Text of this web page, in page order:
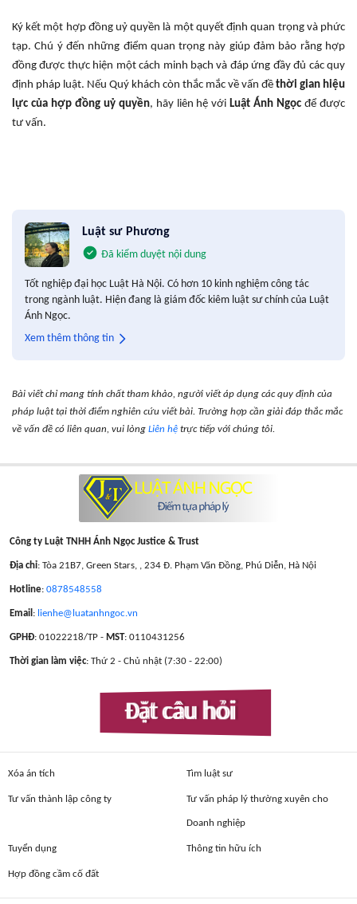
Ký kết một hợp đồng uỷ quyền là một quyết định quan trọng và phức
tạp. Chú ý đến những điểm quan trọng này giúp đảm bảo rằng hợp
đồng được thực hiện một cách minh bạch và đáp ứng đầy đủ các quy
định pháp luật. Nếu Quý khách còn thắc mắc về vấn đề thời gian hiệu
lực của hợp đồng uỷ quyền, hãy liên hệ với Luật Ánh Ngọc để được
tư vấn.
Luật sư Phương
Đã kiểm duyệt nội dung
Tốt nghiệp đại học Luật Hà Nội. Có hơn 10 kinh nghiệm công tác
trong ngành luật. Hiện đang là giám đốc kiêm luật sư chính của Luật
Ánh Ngọc.
Xem thêm thông tin
Bài viết chỉ mang tính chất tham khảo, người viết áp dụng các quy định của
pháp luật tại thời điểm nghiên cứu viết bài. Trường hợp cần giải đáp thắc mắc
về vấn đề có liên quan, vui lòng Liên hệ trực tiếp với chúng tôi.
Công ty Luật TNHH Ánh Ngọc Justice & Trust
Địa chỉ: Tòa 21B7, Green Stars, , 234 Đ. Phạm Văn Đồng, Phú Diễn, Hà Nội
Hotline: 0878548558
Email : lienhe@luatanhngoc.vn
GPHĐ: 01022218/TP - MST: 0110431256
Thời gian làm việc: Thứ 2 - Chủ nhật (7:30 - 22:00)
Đặt câu hỏi
Xóa án tích Tìm luật sư
Tư vấn thành lập công ty Tư vấn pháp lý thường xuyên cho
Doanh nghiệp
Tuyển dụng Thông tin hữu ích
Hợp đồng cầm cố đất